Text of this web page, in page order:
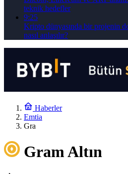
teknik hedefler
9:25
Kripto dünyasında bir projenin
nasıl anlaşılır?
Haberler
Emtia
Gra
Gram Altın